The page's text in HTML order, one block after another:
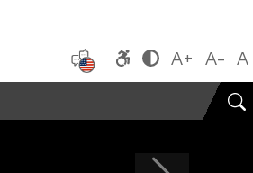
A+ A- A